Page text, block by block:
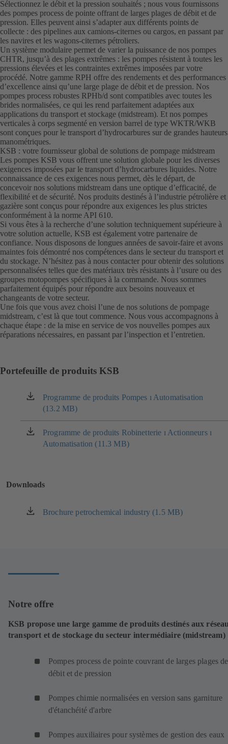
Sélectionnez le débit et la pression souhaités ; nous vous fournissons
des pompes process de pointe offrant de larges plages de débit et de
pression. Elles peuvent ainsi s’adapter aux différents points de
collecte : des pipelines aux camions-citernes ou cargos, en passant par
les navires et les wagons-citernes pétroliers.
Un système modulaire permet de varier la puissance de nos pompes
CHTR, jusqu’à des plages extrêmes : les pompes résistent à toutes les
pressions élevées et les contraintes extrêmes imposées par votre
procédé. Notre gamme RPH offre des rendements et des performances
d’excellence ainsi qu’une large plage de débit et de pression. Nos
pompes process robustes RPHb/d sont compatibles avec toutes les
brides normalisées, ce qui les rend parfaitement adaptées aux
applications du transport et stockage (midstream). Et nos pompes
verticales à corps segmenté en version barrel de type WKTR/WKB
sont conçues pour le transport d’hydrocarbures sur de grandes hauteurs
manométriques.
KSB : votre fournisseur global de solutions de pompage midstream
Les pompes KSB vous offrent une solution globale pour les diverses
exigences imposées par le transport d’hydrocarbures liquides. Notre
connaissance de ces exigences nous permet, dès le départ, de
concevoir nos solutions midstream dans une optique d’efficacité, de
flexibilité et de sécurité. Nos produits destinés à l’industrie pétrolière et
gazière sont conçus pour répondre aux exigences les plus strictes
conformément à la norme API 610.
Si vous êtes à la recherche d’une solution techniquement supérieure à
votre solution actuelle, KSB est également votre partenaire de
confiance. Nous disposons de longues années de savoir-faire et avons
maintes fois démontré nos compétences dans le secteur du transport et
du stockage. N’hésitez pas à nous contacter pour obtenir des solutions
personnalisées telles que des matériaux très résistants à l’usure ou des
groupes motopompes spécifiques à la commande. Nous sommes
parfaitement équipés pour répondre aux besoins nouveaux et
changeants de votre secteur.
Une fois que vous avez choisi l’une de nos solutions de pompage
midstream, c’est là que tout commence. Nous vous accompagnons à
chaque étape : de la mise en service de vos nouvelles pompes aux
réparations nécessaires, en passant par l’inspection et l’entretien.
Portefeuille de produits KSB
Programme de produits Pompes ı Automatisation
(13.2 MB)
(s'ouvre
dans
un
nouvel
onglet)
Programme de produits Robinetterie ı Actionneurs ı
Automatisation (11.3 MB)
(s'ouvre
dans
Downloads
Brochure petrochemical industry (1.5 MB)
(s'ouvre
Notre offre
KSB propose une large gamme de produits destinés aux
transport et de stockage du secteur intermédiaire (midstream)
Pompes process de pointe couvrant de larges plages de
débit et de pression
Pompes chimie normalisées en version sans garniture
d'étanchéité d'arbre
Pompes auxiliaires pour systèmes de gestion des eaux